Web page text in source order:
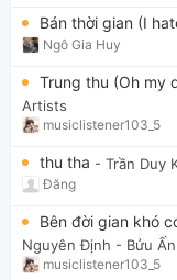
Bán thời gian (I
Ngô Gia Huy
Trung thu (Oh my
Artists
musiclistener103_5
thu tha - Trần Duy
Đăng
Bên đời gian khó
Nguyên Định - Bửu Ấn
musiclistener103_5